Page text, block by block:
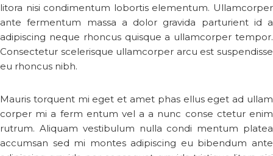
litora nisi condimentum lobortis elementum. Ullamcorper
ante fermentum massa a dolor gravida parturient id a
adipiscing neque rhoncus quisque a ullamcorper tempor.
Consectetur scelerisque ullamcorper arcu est suspendisse
eu rhoncus nibh.
Mauris torquent mi eget et amet phas ellus eget ad ullam
corper mi a ferm entum vel a a nunc conse ctetur enim
rutrum. Aliquam vestibulum nulla condi mentum platea
accumsan sed mi montes adipiscing eu bibendum ante